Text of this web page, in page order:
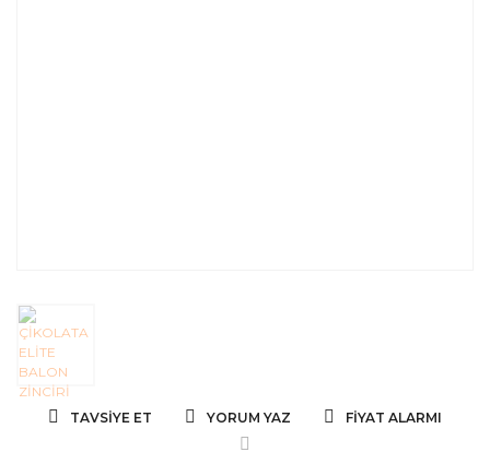
TAVSIYE ET YORUM YAZ FIYAT ALARMI